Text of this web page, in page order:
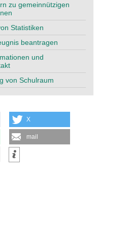
zu gemeinnützigen
Statistiken
beantragen
und
von Schulraum
X
mail